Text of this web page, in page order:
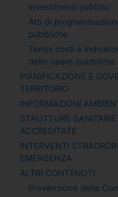
investimenti pubblici
Atti di
pubbliche
Tempi costi e
delle opere pubbliche
PIANIFICAZIONE E
TERRITORIO
INFORMAZIONI
STRUTTURE SANITARIE
ACCREDITATE
INTERVENTI
EMERGENZA
ALTRI CONTENUTI
Prevenzione della